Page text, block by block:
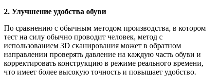
2. Улучшение удобства обуви
По сравнению с обычным методом производства, в котором
тест на силу обычно проводит человек, метод с
использованием 3D сканирования может в обратном
направлении проверять давление на каждую часть обуви и
корректировать конструкцию в режиме реального времени,
что имеет более высокую точность и повышает удобство.